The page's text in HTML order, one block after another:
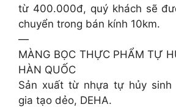
từ 400.000đ, quý khách sẽ
chuyển trong bán kính 10km.
—
MÀNG BỌC THỰC PHẨM TỰ
HÀN QUỐC
Sản xuất từ nhựa tự hủy sinh
gia tạo dẻo, DEHA.